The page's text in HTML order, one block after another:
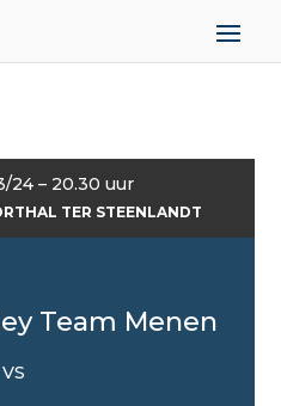
24 – 20.30 uur
TER STEENLANDT
Team Menen
VS